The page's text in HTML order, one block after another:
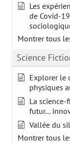
Les
de Covid-
Montrer tous
Science
Explorer le
physiques
La
futur…
Vallée du
Montrer tous